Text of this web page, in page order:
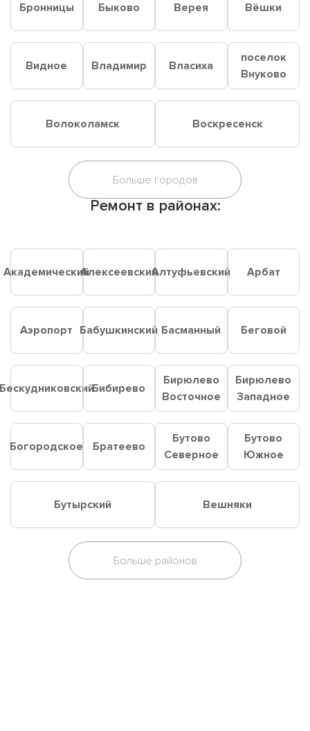
Бронницы Быково Верея Вёшки
Видное Владимир Власиха
поселок
Внуково
Волоколамск Воскресенск
Ремонт в районах:
АкадемическийАлексеевскийАлтуфьевский Арбат
Аэропорт Бабушкинский Басманный Беговой
Бибирево
Бирюлево
Восточное
Бирюлево
Западное
Богородское Братеево
Бутово
Северное
Бутово
Южное
Бутырский Вешняки